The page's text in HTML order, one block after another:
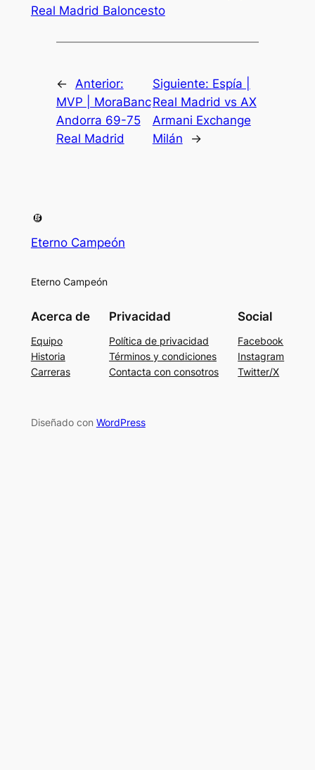
Real Madrid Baloncesto
←
Anterior:
MVP | MoraBanc
Andorra 69-75
Real Madrid
Siguiente: Espía |
Real Madrid vs AX
Armani Exchange
Milán
→
Eterno Campeón
Eterno Campeón
Acerca de
Equipo
Historia
Carreras
Privacidad
Política de privacidad
Términos y condiciones
Contacta con consotros
Social
Facebook
Instagram
Twitter/X
Diseñado con WordPress